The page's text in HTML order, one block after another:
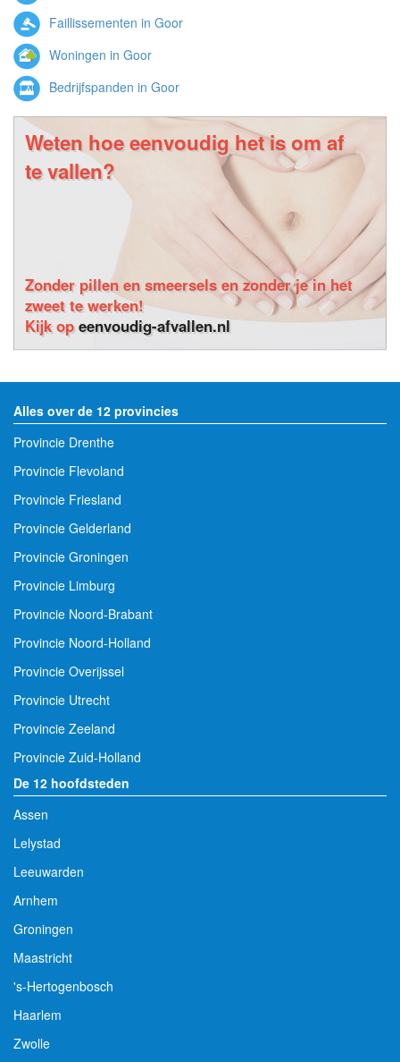
Faillissementen in Goor
Woningen in Goor
Bedrijfspanden in Goor
Weten hoe eenvoudig het is om af
te vallen?
Zonder pillen en smeersels en zonder je in het
zweet te werken!
Kijk opeenvoudig-afvallen.nl
Alles over de 12 provincies
Provincie Drenthe
Provincie Flevoland
Provincie Friesland
Provincie Gelderland
Provincie Groningen
Provincie Limburg
Provincie Noord-Brabant
Provincie Noord-Holland
Provincie Overijssel
Provincie Utrecht
Provincie Zeeland
Provincie Zuid-Holland
De 12 hoofdsteden
Assen
Lelystad
Leeuwarden
Arnhem
Groningen
Maastricht
's-Hertogenbosch
Haarlem
Zwolle